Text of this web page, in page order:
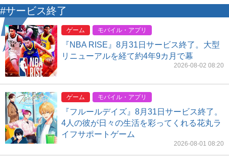
#サービス終了
ゲーム モバイル・アプリ
『NBA RISE』8月31日サービス終了。大型
リニューアルを経て約4年9カ月で幕
2026-08-02 08:20
ゲーム モバイル・アプリ
『フルールデイズ』8月31日サービス終了。
4人の彼が日々の生活を彩ってくれる花丸ラ
イフサポートゲーム
2026-08-01 08:20